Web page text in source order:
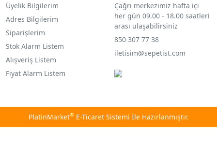
Üyelik Bilgilerim
Adres Bilgilerim
Siparişlerim
Stok Alarm Listem
Alışveriş Listem
Fiyat Alarm Listem
Çağrı merkezimiz hafta içi
her gün 09.00 - 18.00 saatleri
arası ulaşabilirsiniz
850 307 77 38
iletisim@sepetist.com
PlatinMarket®E-Ticaret Sistemi İle Hazırlanmıştır.